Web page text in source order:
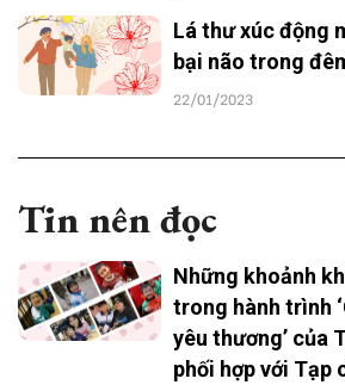
Lá thư xúc động
bại não trong
22/01/2023
Tin nên đọc
Những khoảnh
trong hành trình
yêu thương’ của
phối hợp với Tạp